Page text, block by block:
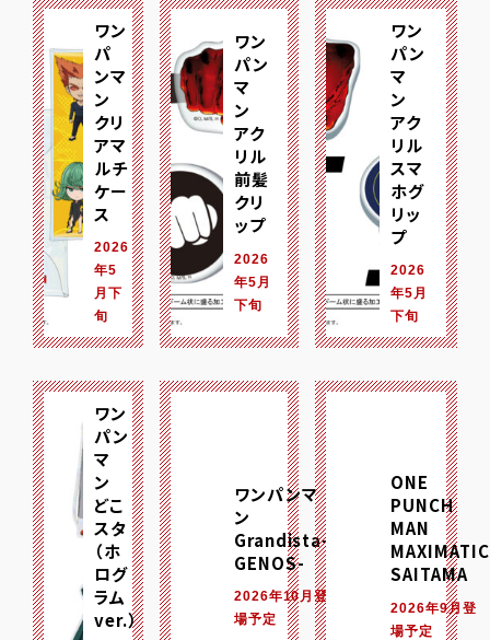
ワン
パ
ンマ
ン
クリ
アマ
ルチ
ケー
ス
2026
年5
月下
旬
ワン
パン
マ
ン
アク
リル
前髪
クリ
ップ
2026
年5月
下旬
ワン
パン
マ
ン
アク
リル
スマ
ホグ
リッ
プ
2026
年5月
下旬
ワン
パン
マ
ン
どこ
スタ
（ホ
ログ
ラム
ver.）
ワンパンマ
ン
Grandista-
GENOS-
2026年10月登
場予定
ONE
PUNCH
MAN
MAXIMATIC
SAITAMA
2026年9月登
場予定